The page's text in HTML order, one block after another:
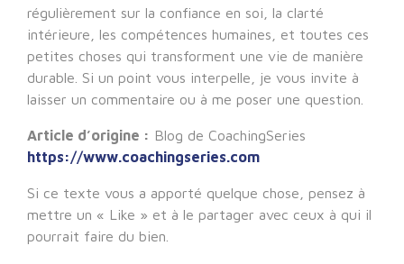
régulièrement sur la confiance en soi, la clarté
intérieure, les compétences humaines, et toutes ces
petites choses qui transforment une vie de manière
durable. Si un point vous interpelle, je vous invite à
laisser un commentaire ou à me poser une question.
Article d’origine : Blog de CoachingSeries
https://www.coachingseries.com
Si ce texte vous a apporté quelque chose, pensez à
mettre un « Like » et à le partager avec ceux à qui il
pourrait faire du bien.